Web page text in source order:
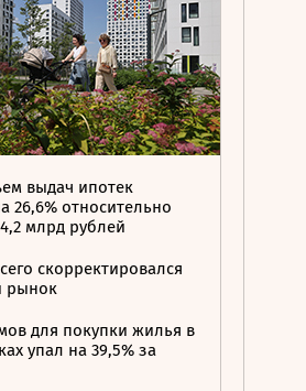
выдач ипотек
26,6% относительно
млрд рублей
скорректировался
рынок
для покупки жилья в
упал на 39,5% за